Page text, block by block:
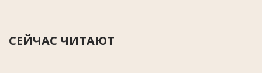
СЕЙЧАС ЧИТАЮТ